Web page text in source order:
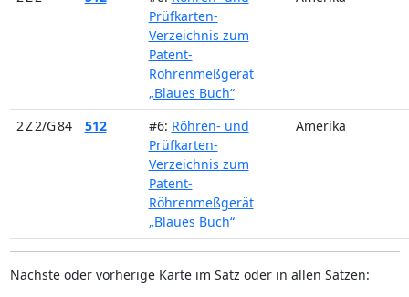
Prüfkarten-
Verzeichnis zum
Patent-
Röhrenmeßgerät
„Blaues Buch“
2 Z 2/G 84 512 #6: Röhren- und
Prüfkarten-
Verzeichnis zum
Patent-
Röhrenmeßgerät
„Blaues Buch“
Amerika
Nächste oder vorherige Karte im Satz oder in allen Sätzen: